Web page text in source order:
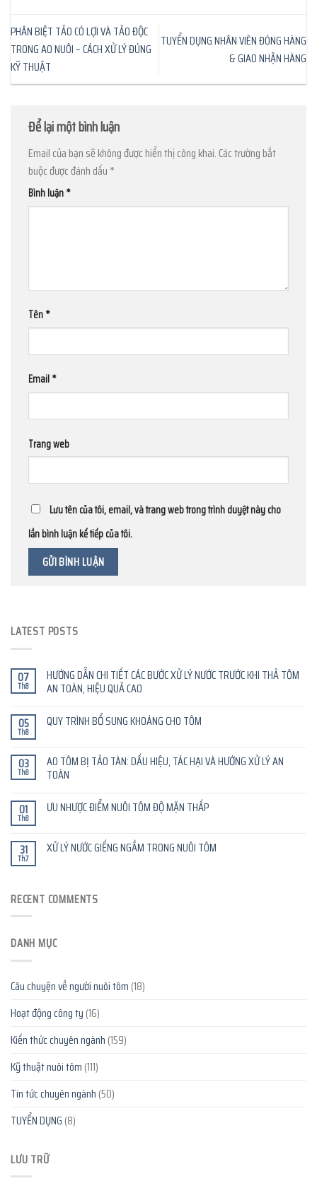
PHÂN BIỆT TẢO CÓ LỢI VÀ TẢO ĐỘC
TRONG AO NUÔI – CÁCH XỬ LÝ ĐÚNG
KỸ THUẬT
TUYỂN DỤNG NHÂN VIÊN ĐÓNG HÀNG
& GIAO NHẬN HÀNG
Để lại một bình luận
Email của bạn sẽ không được hiển thị công khai. Các trường bắt
buộc được đánh dấu *
Bình luận*
Tên*
Email*
Trang web
Lưu tên của tôi, email, và trang web trong trình duyệt này cho
lần bình luận kế tiếp của tôi.
LATEST POSTS
07
Th8
HƯỚNG DẪN CHI TIẾT CÁC BƯỚC XỬ LÝ NƯỚC TRƯỚC KHI THẢ TÔM
AN TOÀN, HIỆU QUẢ CAO
05
Th8
QUY TRÌNH BỔ SUNG KHOÁNG CHO TÔM
03
Th8
AO TÔM BỊ TẢO TÀN: DẤU HIỆU, TÁC HẠI VÀ HƯỚNG XỬ LÝ AN
TOÀN
01
Th8
ƯU NHƯỢC ĐIỂM NUÔI TÔM ĐỘ MẶN THẤP
31
Th7
XỬ LÝ NƯỚC GIẾNG NGẦM TRONG NUÔI TÔM
RECENT COMMENTS
DANH MỤC
Câu chuyện về người nuôi tôm (18)
Hoạt động công ty (16)
Kiến thức chuyên ngành (159)
Kỹ thuật nuôi tôm (111)
Tin tức chuyên ngành (50)
TUYỂN DỤNG (8)
LƯU TRỮ